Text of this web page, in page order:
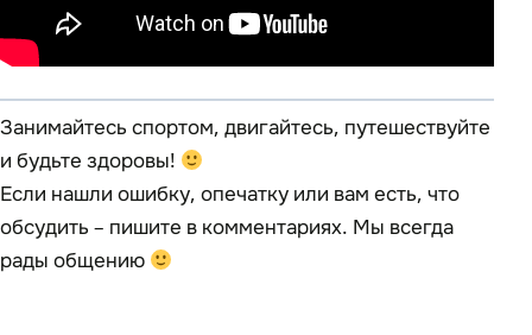
Занимайтесь спортом, двигайтесь, путешествуйте
и будьте здоровы!
Если нашли ошибку, опечатку или вам есть, что
обсудить – пишите в комментариях. Мы всегда
рады общению